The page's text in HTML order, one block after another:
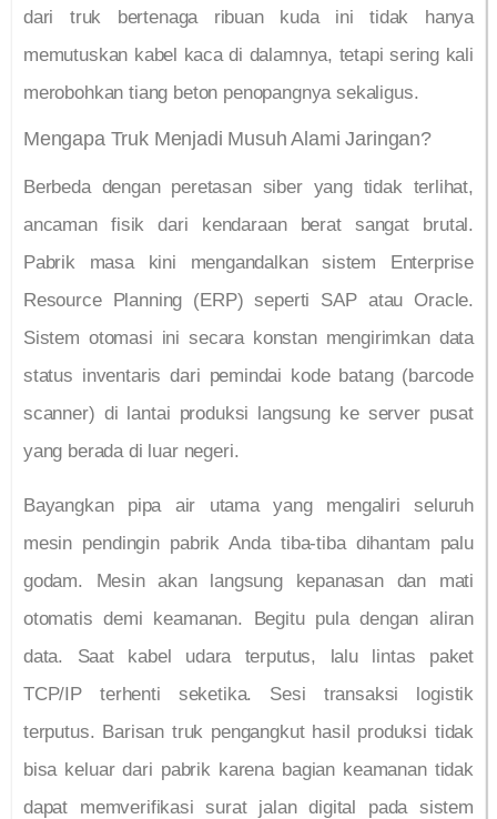
dari truk bertenaga ribuan kuda ini tidak hanya
memutuskan kabel kaca di dalamnya, tetapi sering kali
merobohkan tiang beton penopangnya sekaligus.
Mengapa Truk Menjadi Musuh Alami Jaringan?
Berbeda dengan peretasan siber yang tidak terlihat,
ancaman fisik dari kendaraan berat sangat brutal.
Pabrik masa kini mengandalkan sistem Enterprise
Resource Planning (ERP) seperti SAP atau Oracle.
Sistem otomasi ini secara konstan mengirimkan data
status inventaris dari pemindai kode batang (barcode
scanner) di lantai produksi langsung ke server pusat
yang berada di luar negeri.
Bayangkan pipa air utama yang mengaliri seluruh
mesin pendingin pabrik Anda tiba-tiba dihantam palu
godam. Mesin akan langsung kepanasan dan mati
otomatis demi keamanan. Begitu pula dengan aliran
data. Saat kabel udara terputus, lalu lintas paket
TCP/IP terhenti seketika. Sesi transaksi logistik
terputus. Barisan truk pengangkut hasil produksi tidak
bisa keluar dari pabrik karena bagian keamanan tidak
dapat memverifikasi surat jalan digital pada sistem